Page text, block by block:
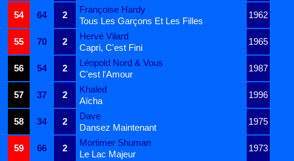
54
64 2
Françoise Hardy
1962
Tous Les Garçons Et Les Filles
55
70 2
Hervé Vilard
1965
Capri, C'est Fini
56
54 2
Léopold Nord & Vous
1987
C'est l'Amour
57
37 2
Khaled
1996
Aïcha
58
34 2
Dave
1975
Dansez Maintenant
59
66 2
Mortimer Shuman
1973
Le Lac Majeur